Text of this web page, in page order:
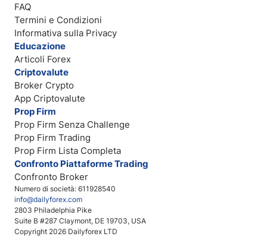
Numero di società: 611928540
info@dailyforex.com
2803 Philadelphia Pike
Suite B #287 Claymont, DE 19703, USA
Copyright 2026 Dailyforex LTD
FAQ
Termini e Condizioni
Informativa sulla Privacy
Educazione
Articoli Forex
Criptovalute
Broker Crypto
App Criptovalute
Prop Firm
Prop Firm Senza Challenge
Prop Firm Trading
Prop Firm Lista Completa
Confronto Piattaforme Trading
Confronto Broker